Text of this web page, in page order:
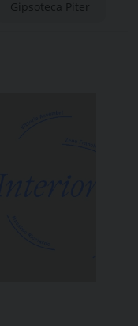
Gipsoteca Piter